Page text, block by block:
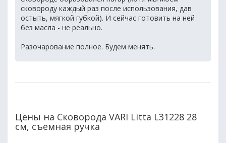
сковороду каждый раз после использования, дав
остыть, мягкой губкой). И сейчас готовить на ней
без масла - не реально.
Разочарование полное. Будем менять.
Цены на Сковорода VARI Litta L31228 28
см, съемная ручка